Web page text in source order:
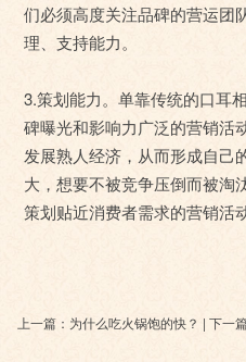
们必须高度关注品碑的营运团
理、支持能力。
3.策划能力。单靠传统的口耳
碑曝光和影响力广泛的营销活
发展熟人经济，从而形成自己
大，想要不被竞争压倒而被淘
策划贴近消费者需求的营销活动
上一篇：为什么吃火锅饱的快？ | 下一